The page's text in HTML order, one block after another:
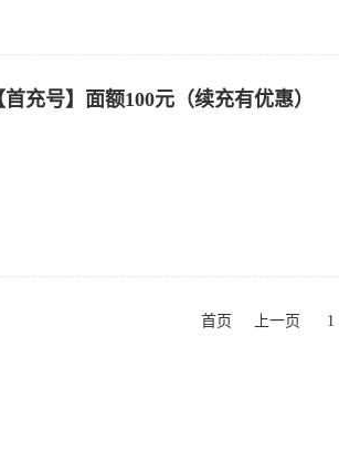
充号】面额100元（续充有优惠）
首页 上一页 1